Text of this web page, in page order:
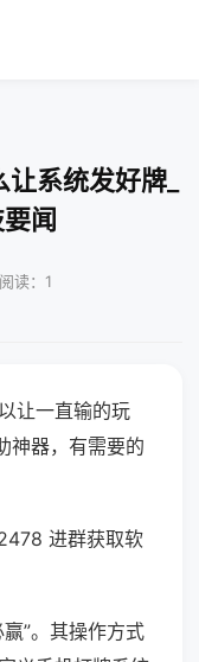
系统发好牌_
闻
读：1
让一直输的玩
神器，有需要的
进群获取软
”。其操作方式